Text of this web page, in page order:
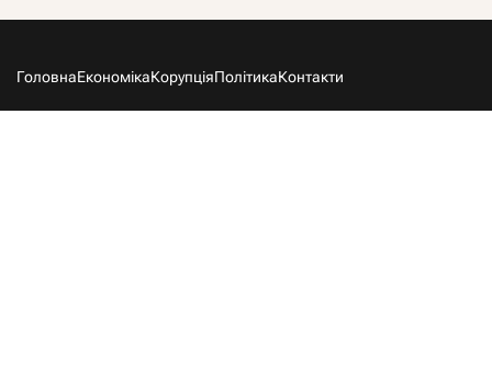
ГоловнаЕкономікаКорупціяПолітикаКонтакти